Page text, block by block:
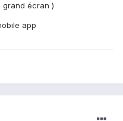
écran )
app